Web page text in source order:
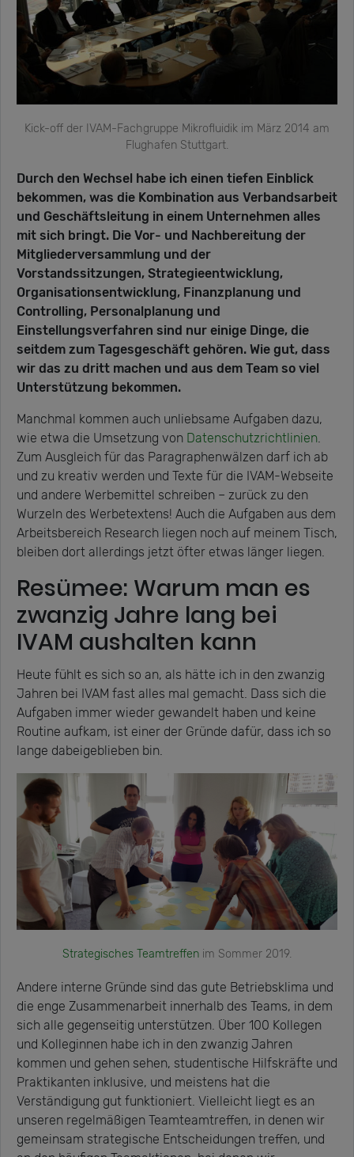
Kick-off der IVAM-Fachgruppe Mikrofluidik im März 2014 am
Flughafen Stuttgart.
Durch den Wechsel habe ich einen tiefen Einblick
bekommen, was die Kombination aus Verbandsarbeit
und Geschäftsleitung in einem Unternehmen alles
mit sich bringt. Die Vor- und Nachbereitung der
Mitgliederversammlung und der
Vorstandssitzungen, Strategieentwicklung,
Organisationsentwicklung, Finanzplanung und
Controlling, Personalplanung und
Einstellungsverfahren sind nur einige Dinge, die
seitdem zum Tagesgeschäft gehören. Wie gut, dass
wir das zu dritt machen und aus dem Team so viel
Unterstützung bekommen.
Manchmal kommen auch unliebsame Aufgaben dazu,
wie etwa die Umsetzung von Datenschutzrichtlinien.
Zum Ausgleich für das Paragraphenwälzen darf ich ab
und zu kreativ werden und Texte für die IVAM-Webseite
und andere Werbemittel schreiben – zurück zu den
Wurzeln des Werbetextens! Auch die Aufgaben aus dem
Arbeitsbereich Research liegen noch auf meinem Tisch,
bleiben dort allerdings jetzt öfter etwas länger liegen.
Resümee: Warum man es
zwanzig Jahre lang bei
IVAM aushalten kann
Heute fühlt es sich so an, als hätte ich in den zwanzig
Jahren bei IVAM fast alles mal gemacht. Dass sich die
Aufgaben immer wieder gewandelt haben und keine
Routine aufkam, ist einer der Gründe dafür, dass ich so
lange dabeigeblieben bin.
Strategisches Teamtreffen im Sommer 2019.
Andere interne Gründe sind das gute Betriebsklima und
die enge Zusammenarbeit innerhalb des Teams, in dem
sich alle gegenseitig unterstützen. Über 100 Kollegen
und Kolleginnen habe ich in den zwanzig Jahren
kommen und gehen sehen, studentische Hilfskräfte und
Praktikanten inklusive, und meistens hat die
Verständigung gut funktioniert. Vielleicht liegt es an
unseren regelmäßigen Teamteamtreffen, in denen wir
gemeinsam strategische Entscheidungen treffen, und